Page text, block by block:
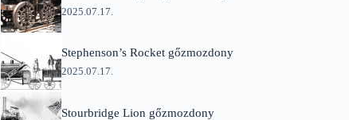
2025.07.17.
Stephenson’s Rocket gőzmozdony
2025.07.17.
Stourbridge Lion gőzmozdony